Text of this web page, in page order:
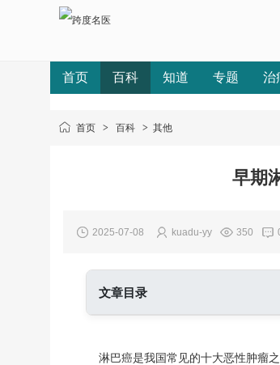
首页 百科 知道 专题 治
首页 > 百科 > 其他
早期
2025-07-08 kuadu-yy 350
文章目录
淋巴癌是我国常见的十大恶性肿瘤